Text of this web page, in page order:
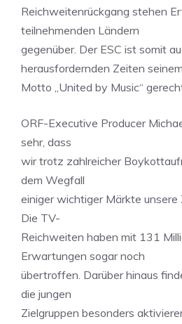
Reichweitenrückgang stehen
teilnehmenden Ländern
gegenüber. Der ESC ist somit
herausfordernden Zeiten seinem
Motto „United by Music“
ORF-Executive Producer
sehr, dass
wir trotz zahlreicher
dem Wegfall
einiger wichtiger Märkte unsere
Die TV-
Reichweiten haben mit 131
Erwartungen sogar noch
übertroffen. Darüber hinaus
die jungen
Zielgruppen besonders